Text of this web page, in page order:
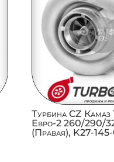
Турбина CZ Камаз
Евро-2 260/290/
(Правая), K27-145-